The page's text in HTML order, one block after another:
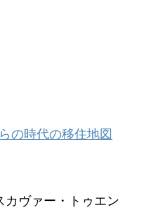
の時代の移住地図
カヴァー・トゥエン